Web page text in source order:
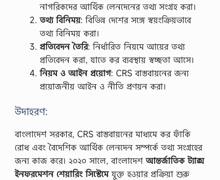
নাগরিকদের আর্থিক লেনদেনের তথ্য সংগ্রহ করা।
তথ্য বিনিময়: বিভিন্ন দেশের সঙ্গে স্বয়ংক্রিয়ভাবে
তথ্য বিনিময় করা।
প্রতিবেদন তৈরি: নির্ধারিত নিয়মে আয়ের তথ্য
প্রতিবেদন করা, যাতে কর ব্যবস্থায় স্বচ্ছতা আসে।
নিয়ম ও আইন প্রয়োগ: CRS বাস্তবায়নের জন্য
প্রয়োজনীয় আইন ও নীতি প্রণয়ন করা।
উদাহরণ:
বাংলাদেশ সরকার, CRS বাস্তবায়নের মাধ্যমে কর ফাঁকি
রোধ এবং বৈদেশিক আর্থিক লেনদেন সম্পর্কে তথ্য সংগ্রহের
জন্য কাজ করে। ২০২০ সালে, বাংলাদেশআন্তর্জাতিক ট্যাক্স
ইনফরমেশন শেয়ারিং সিস্টেমেযুক্ত হওয়ার প্রক্রিয়া শুরু